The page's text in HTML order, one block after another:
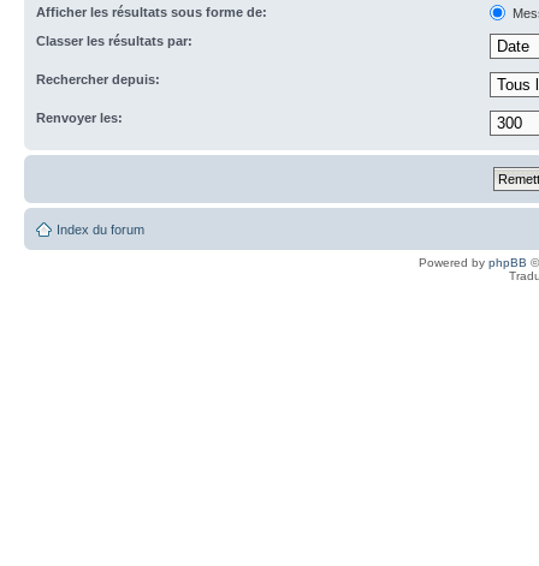
Afficher les résultats sous forme de:
Classer les résultats par:
Rechercher depuis:
Renvoyer les:
Index du forum
Powered by phpBB